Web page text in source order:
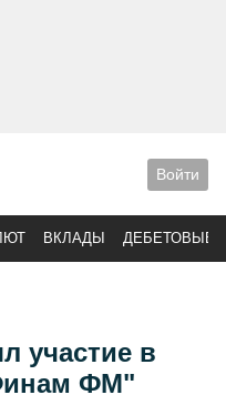
Войти
ВКЛАДЫ ДЕБЕТОВЫЕ
участие в
ФМ"